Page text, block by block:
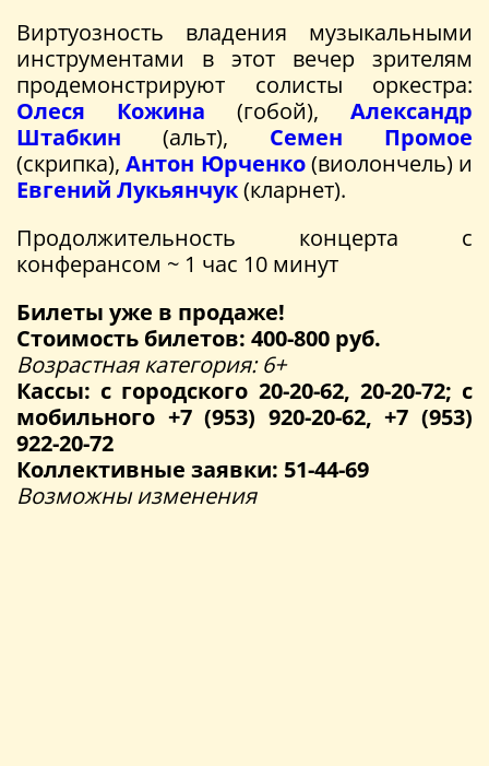
Виртуозность владения музыкальными
инструментами в этот вечер зрителям
продемонстрируют солисты оркестра:
Олеся Кожина (гобой), Александр
Штабкин (альт), Семен Промое
(скрипка),Антон Юрченко(виолончель) и
Евгений Лукьянчук(кларнет).
Продолжительность концерта с
конферансом ~ 1 час 10 минут
Билеты уже в продаже!
Стоимость билетов: 400-800 руб.
Возрастная категория: 6+
Кассы: с городского 20-20-62, 20-20-72; с
мобильного +7 (953) 920-20-62, +7 (953)
922-20-72
Коллективные заявки: 51-44-69
Возможны изменения